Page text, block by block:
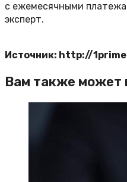
с ежемесячными
эксперт.
Источник: http://
Вам также может